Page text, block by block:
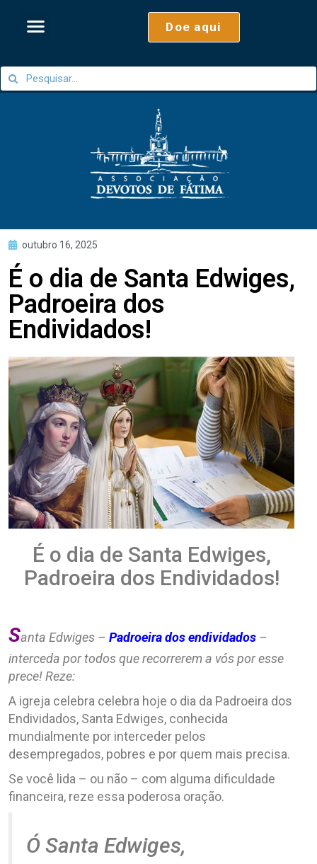
Doe aqui
outubro 16, 2025
É o dia de Santa Edwiges,
Padroeira dos
Endividados!
É o dia de Santa Edwiges,
Padroeira dos Endividados!
Santa Edwiges – Padroeira dos endividados –
interceda por todos que recorrerem a vós por esse
prece! Reze:
A igreja celebra celebra hoje o dia da Padroeira dos
Endividados, Santa Edwiges, conhecida
mundialmente por interceder pelos
desempregados, pobres e por quem mais precisa.
Se você lida – ou não – com alguma dificuldade
financeira, reze essa poderosa oração.
Ó Santa Edwiges,